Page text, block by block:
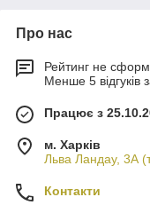
Про нас
Рейтинг не
Менше 5 відгуків
Працює з
м. Харків
Льва Ландау, 3А
Контакти